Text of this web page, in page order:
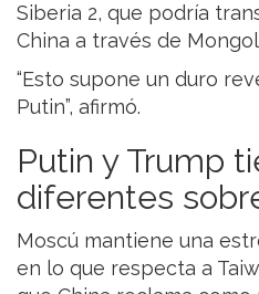
Siberia 2, que podría
China a través de
“Esto supone un duro
Putin”, afirmó.
Putin y Trump
diferentes
Moscú mantiene una
en lo que respecta a